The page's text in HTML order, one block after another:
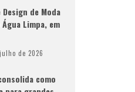
de Moda
Limpa, em
de 2026
como